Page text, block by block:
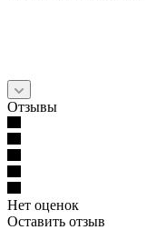
Отзывы
Нет оценок
Оставить отзыв